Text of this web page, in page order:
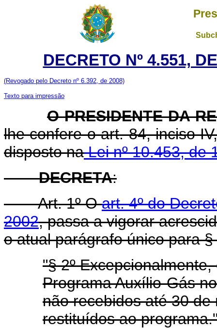
DECRETO Nº 4.551,
(Revogado pelo Decreto nº 6.392, de 2008)
Texto para impressão
O PRESIDENTE DA
lhe confere o art. 84, inciso
disposto naLei nº 10.453, de
DECRETA:
Art. 1º Oart. 4º do
2002, passa a vigorar
o atual parágrafo único para §
"§ 2º
Programa Auxílio-Gás
não recebidos até 30
restituídos ao